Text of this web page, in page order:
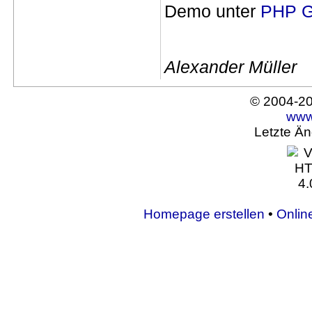
Demo unter PHP
Alexander Müller
© 2004-
Letzte
Homepage erstellen •